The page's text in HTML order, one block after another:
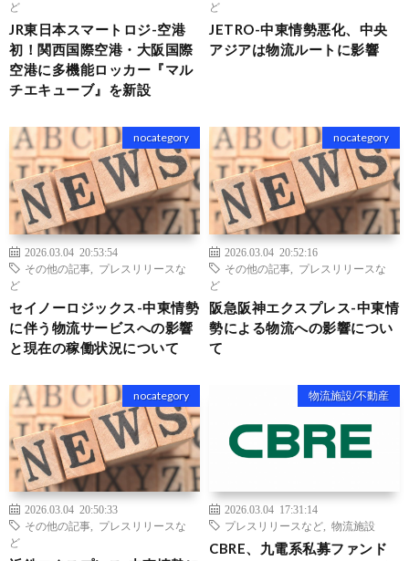
ど
JR東日本スマートロジ-空港
初！関西国際空港・大阪国際
空港に多機能ロッカー『マル
チエキューブ』を新設
ど
JETRO-中東情勢悪化、中央
アジアは物流ルートに影響
nocategory
2026.03.04 20:53:54
その他の記事
プレスリリースな
ど
セイノーロジックス-中東情勢
に伴う物流サービスへの影響
と現在の稼働状況について
nocategory
2026.03.04 20:52:16
その他の記事
プレスリリースな
ど
阪急阪神エクスプレス-中東情
勢による物流への影響につい
て
nocategory
2026.03.04 20:50:33
その他の記事
プレスリリースな
ど
物流施設/不動産
2026.03.04 17:31:14
プレスリリースなど
物流施設
CBRE、九電系私募ファンド